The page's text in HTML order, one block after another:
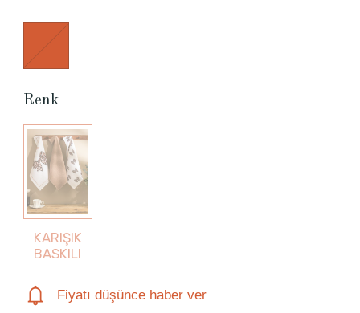
Renk
KARIŞIK
BASKILI
Fiyatı düşünce haber ver